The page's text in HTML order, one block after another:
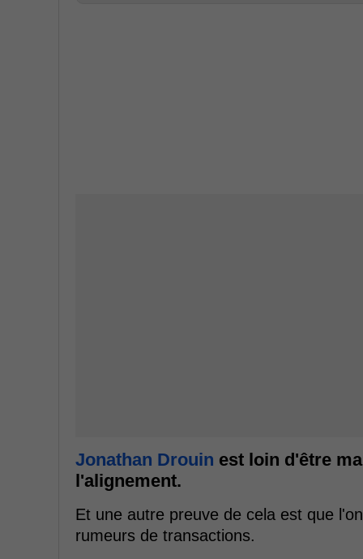
Jonathan Drouin est loin d'être
l'alignement.
Et une autre preuve de cela est que
rumeurs de transactions.